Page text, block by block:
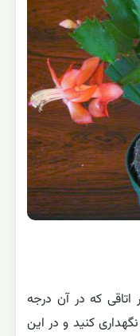
اتاقی که در آن درجه
گراد نگهداری کنید و در این